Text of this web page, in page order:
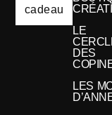
cadeau
LE
DES
LES